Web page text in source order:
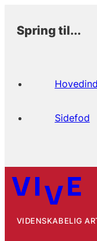
Spring til...
Sidefod
VIDENSKABELIG